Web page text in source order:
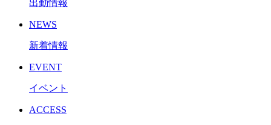
出勤情報
NEWS
新着情報
EVENT
イベント
ACCESS